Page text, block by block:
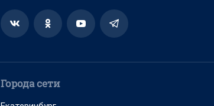
Города сети